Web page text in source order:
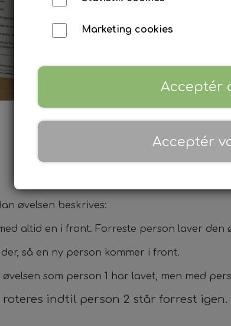
6 x A4 lamineret
øvelsen beskrives:
altid en i front. Forreste person laver den
så en ny person kommer i front.
som person 1 har lavet, men med
roteres indtil person 2 står forrest igen.
Marketing cookies
Acceptér
Acceptér